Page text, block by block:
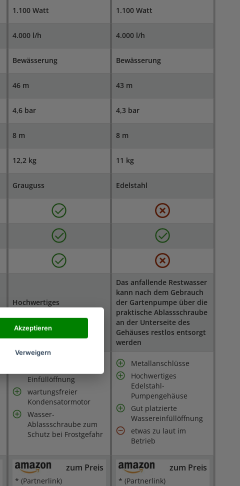
1.100 Watt 1.100 Watt
4.000 l/h 4.000 l/h
Bewässerung Bewässerung
46 m 43 m
4,6 bar 4,3 bar
8 m 8 m
12,2 kg 11 kg
Grauguss Edelstahl
Hochwertiges
für lange Lebensdauer
Das anfallende Restwasser
kann nach dem Gebrauch
der Gartenpumpe über die
praktische Ablassschraube
an der Unterseite des
Gehäuses restlos entsorgt
werden
Einfüllöffnung
wartungsfreier
Kondensatormotor
Wasser-
Ablassschraube zum
Schutz bei Frostgefahr
Metallanschlüsse
Hochwertiges
Edelstahl-
Pumpengehäuse
Gut platzierte
Wassereinfüllöffnung
etwas zu laut im
Betrieb
zum Preis
* (Partnerlink)
zum Preis
* (Partnerlink)
Akzeptieren
Verweigern